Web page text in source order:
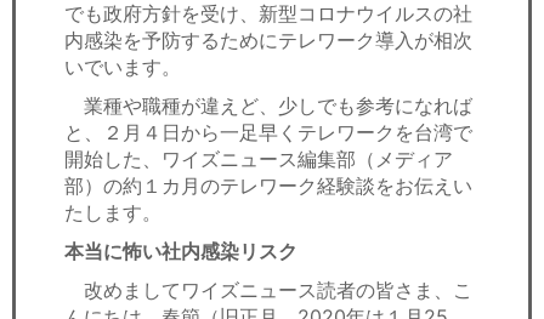
ＩＴ
飲食店情報
でも政府方針を受け、新型コロナウイルスの社
内感染を予防するためにテレワーク導入が相次
いでいます。
業種や職種が違えど、少しでも参考になれば
と、２月４日から一足早くテレワークを台湾で
開始した、ワイズニュース編集部（メディア
部）の約１カ月のテレワーク経験談をお伝えい
たします。
本当に怖い社内感染リスク
改めましてワイズニュース読者の皆さま、こ